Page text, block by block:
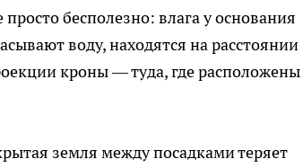
бесполезно: влага у основания
воду, находятся на расстоянии
кроны — туда, где расположены
земля между посадками теряет